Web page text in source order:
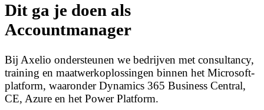
Dit ga je doen als
Accountmanager
Bij Axelio ondersteunen we bedrijven met consultancy,
training en maatwerkoplossingen binnen het Microsoft-
platform, waaronder Dynamics 365 Business Central,
CE, Azure en het Power Platform.